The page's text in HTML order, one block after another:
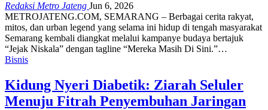
Redaksi Metro Jateng Jun 6, 2026
METROJATENG.COM, SEMARANG – Berbagai cerita rakyat,
mitos, dan urban legend yang selama ini hidup di tengah masyarakat
Semarang kembali diangkat melalui kampanye budaya bertajuk
“Jejak Niskala” dengan tagline “Mereka Masih Di Sini.”…
Bisnis
Kidung Nyeri Diabetik: Ziarah Seluler
Menuju Fitrah Penyembuhan Jaringan